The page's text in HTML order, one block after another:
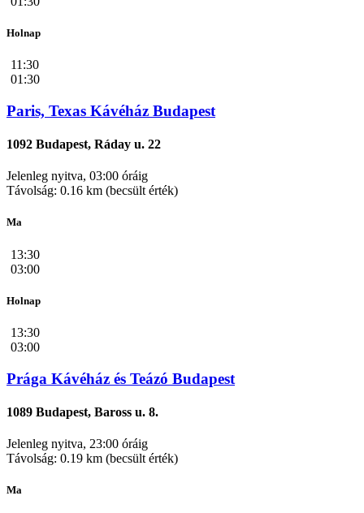
Holnap
11:30
01:30
Paris, Texas Kávéház Budapest
1092 Budapest, Ráday u. 22
Jelenleg nyitva, 03:00 óráig
Távolság: 0.16 km (becsült érték)
Ma
13:30
03:00
Holnap
13:30
03:00
Prága Kávéház és Teázó Budapest
1089 Budapest, Baross u. 8.
Jelenleg nyitva, 23:00 óráig
Távolság: 0.19 km (becsült érték)
Ma